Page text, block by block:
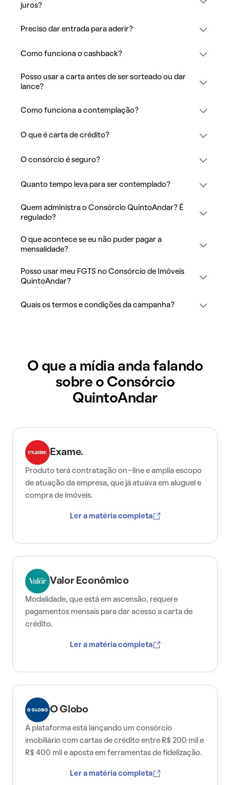
juros?
Preciso dar entrada para aderir?
Como funciona o cashback?
Posso usar a carta antes de ser sorteado ou dar
lance?
Como funciona a contemplação?
O que é carta de crédito?
O consórcio é seguro?
Quanto tempo leva para ser contemplado?
Quem administra o Consórcio QuintoAndar? É
regulado?
O que acontece se eu não puder pagar a
mensalidade?
Posso usar meu FGTS no Consórcio de Imóveis
QuintoAndar?
Quais os termos e condições da campanha?
O que a mídia anda falando
sobre o Consórcio
QuintoAndar
Exame.
Produto terá contratação on-line e amplia escopo
de atuação da empresa, que já atuava em aluguel e
compra de imóveis.
Ler a matéria completa
Valor Econômico
Modalidade, que está em ascensão, requere
pagamentos mensais para dar acesso a carta de
crédito.
Ler a matéria completa
O Globo
A plataforma está lançando um consórcio
imobiliário com cartas de crédito entre R$ 200 mil e
R$ 400 mil e aposta em ferramentas de fidelização.
Ler a matéria completa